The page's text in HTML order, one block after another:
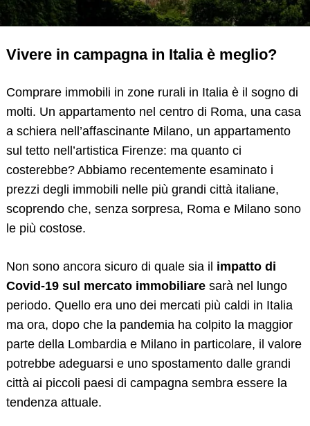
Vivere in campagna in Italia è meglio?
Comprare immobili in zone rurali in Italia è il sogno di
molti. Un appartamento nel centro di Roma, una casa
a schiera nell’affascinante Milano, un appartamento
sul tetto nell’artistica Firenze: ma quanto ci
costerebbe? Abbiamo recentemente esaminato i
prezzi degli immobili nelle più grandi città italiane,
scoprendo che, senza sorpresa, Roma e Milano sono
le più costose.
Non sono ancora sicuro di quale sia il impatto di
Covid-19 sul mercato immobiliare sarà nel lungo
periodo. Quello era uno dei mercati più caldi in Italia
ma ora, dopo che la pandemia ha colpito la maggior
parte della Lombardia e Milano in particolare, il valore
potrebbe adeguarsi e uno spostamento dalle grandi
città ai piccoli paesi di campagna sembra essere la
tendenza attuale.